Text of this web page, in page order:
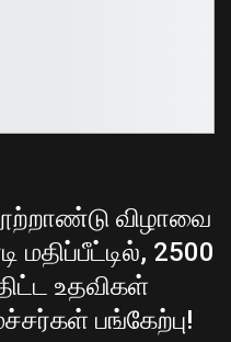
விழாவை
மதிப்பீட்டில், 2500
உதவிகள்
பங்கேற்பு!